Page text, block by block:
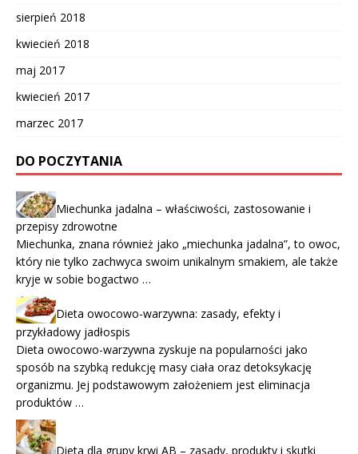
sierpień 2018
kwiecień 2018
maj 2017
kwiecień 2017
marzec 2017
DO POCZYTANIA
Miechunka jadalna – właściwości, zastosowanie i
przepisy zdrowotne
Miechunka, znana również jako „miechunka jadalna”, to owoc,
który nie tylko zachwyca swoim unikalnym smakiem, ale także
kryje w sobie bogactwo …
Dieta owocowo-warzywna: zasady, efekty i
przykładowy jadłospis
Dieta owocowo-warzywna zyskuje na popularności jako
sposób na szybką redukcję masy ciała oraz detoksykację
organizmu. Jej podstawowym założeniem jest eliminacja
produktów …
Dieta dla grupy krwi AB – zasady, produkty i skutki